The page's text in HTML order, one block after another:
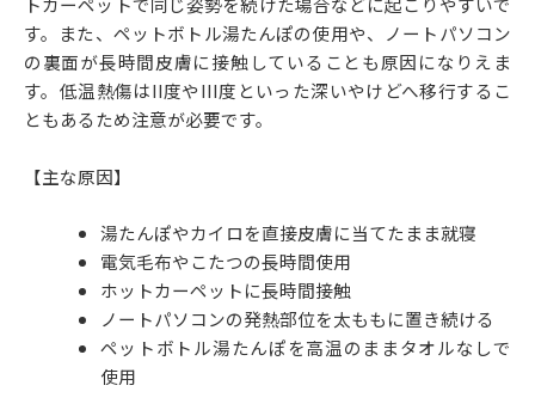
す。また、ペットボトル湯たんぽの使用や、ノートパソコン
の裏面が長時間皮膚に接触していることも原因になりえま
す。低温熱傷はII度やIII度といった深いやけどへ移行するこ
ともあるため注意が必要です。
【主な原因】
湯たんぽやカイロを直接皮膚に当てたまま就寝
電気毛布やこたつの長時間使用
ホットカーペットに長時間接触
ノートパソコンの発熱部位を太ももに置き続ける
ペットボトル湯たんぽを高温のままタオルなしで
使用